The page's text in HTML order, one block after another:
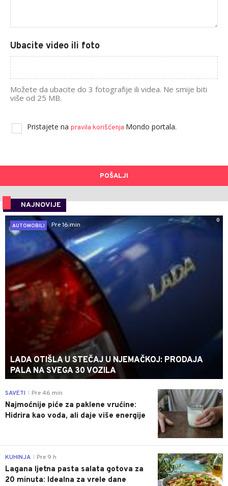
Ubacite video ili foto
Možete da ubacite do 3 fotografije ili videa. Ne smije biti
više od 25 MB.
Pristajete na pravila korišćenja Mondo portala.
POŠALJI
NAJNOVIJE
0
AUTOMOBILI
Pre 16 min
LADA OTIŠLA U STEČAJ U NJEMAČKOJ: PRODAJA
PALA NA SVEGA 30 VOZILA
0
SAVETI Pre 46 min
Najmoćnije piće za paklene vrućine:
Hidrira kao voda, ali daje više energije
0
KUHINJA Pre 9 h
Lagana ljetna pasta salata gotova za
20 minuta: Idealna za vrele dane